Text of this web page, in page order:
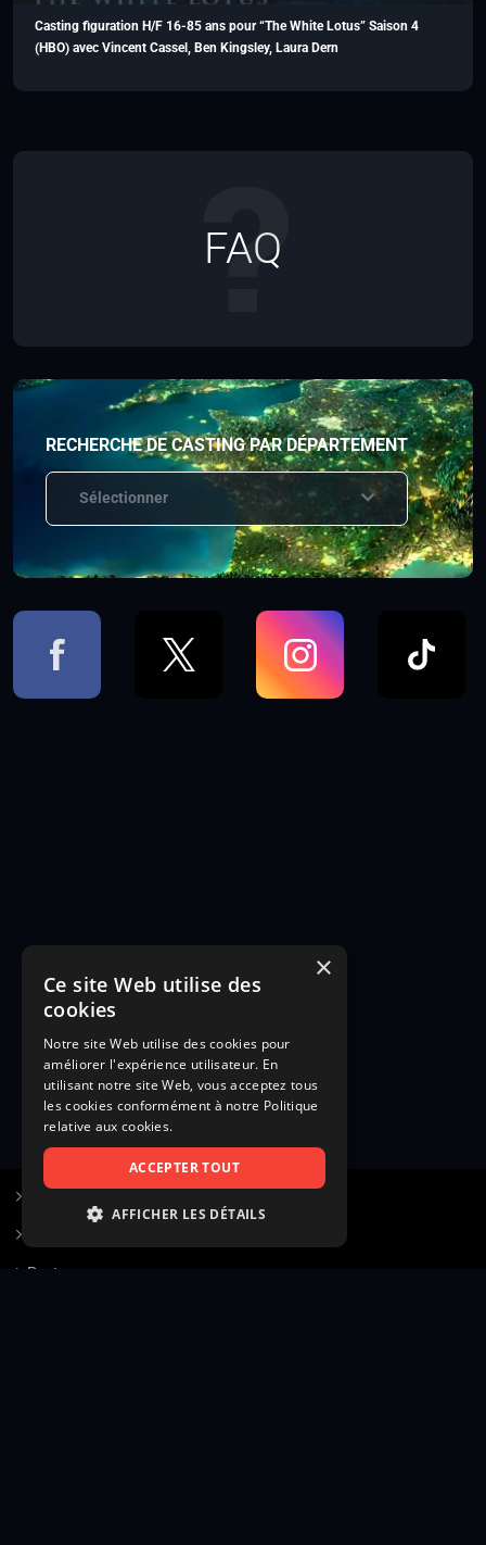
Casting figuration H/F 16-85 ans pour “The White Lotus” Saison 4
(HBO) avec Vincent Cassel, Ben Kingsley, Laura Dern
FAQ
RECHERCHE DE CASTING PAR DÉPARTEMENT
Sélectionner
Poster une annonce
×
Ce site Web utilise des
cookies
Notre site Web utilise des cookies pour
améliorer l'expérience utilisateur. En
utilisant notre site Web, vous acceptez tous
les cookies conformément à notre Politique
relative aux cookies.
ACCEPTER TOUT
AFFICHER LES DÉTAILS